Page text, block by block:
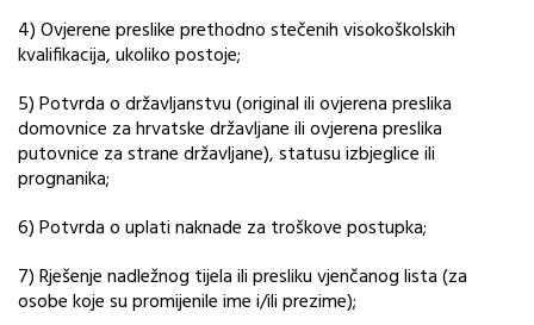
4) Ovjerene preslike prethodno stečenih visokoškolskih
kvalifikacija, ukoliko postoje;
5) Potvrda o državljanstvu (original ili ovjerena preslika
domovnice za hrvatske državljane ili ovjerena preslika
putovnice za strane državljane), statusu izbjeglice ili
prognanika;
6) Potvrda o uplati naknade za troškove postupka;
7) Rješenje nadležnog tijela ili presliku vjenčanog lista (za
osobe koje su promijenile ime i/ili prezime);